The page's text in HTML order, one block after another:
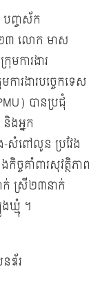
បញ្ចស័ក
២៣ លោក មាស
មការងារ
រងារបច្ចេកទេស
បានប្រជុំ
ងអ្នក
-សំពៅលូន ប្រវែង
ចគាំពារសុវត្ថិភាព
ស្រី២៣នាក់
ឃ្មុំ ។
ឌ័រ